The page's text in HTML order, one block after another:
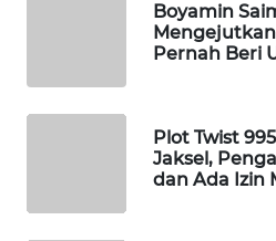
Boyamin
Pernah Beri
Plot Twist
Jaksel,
dan Ada Izin
LISTRIK